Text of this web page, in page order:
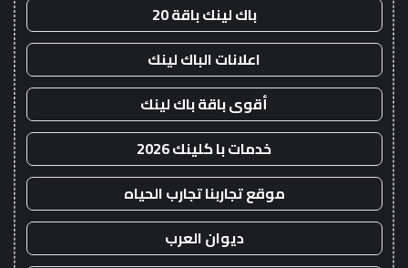
باك لينك باقة 20
اعلانات الباك لينك
أقوى باقة باك لينك
خدمات با كلينك 2026
موقع تجاربنا تجارب الحياه
ديوان العرب